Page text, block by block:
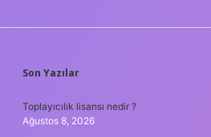
SIDEBAR
Son Yazılar
Toplayıcılık lisansı nedir ?
Ağustos 8, 2026